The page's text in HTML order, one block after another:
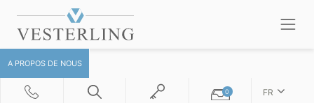
A PROPOS DE NOUS
0 FR